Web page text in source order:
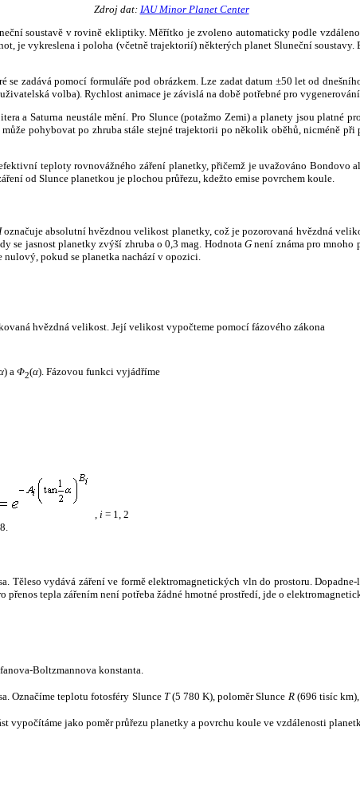
Zdroj dat: IAU Minor Planet Center
soustavě v rovině ekliptiky. Měřítko je zvoleno automaticky podle
je vykreslena i poloha (včetně trajektorií) některých planet Sluneční
zadává pomocí formuláře pod obrázkem. Lze zadat datum ±50 let od
volba). Rychlost animace je závislá na době potřebné pro
a Saturna neustále mění. Pro Slunce (potažmo Zemi) a planety jsou
pohybovat po zhruba stále stejné trajektorii po několik oběhů, nicméně
teploty rovnovážného záření planetky, přičemž je uvažováno Bondovo
od Slunce planetkou je plochou průřezu, kdežto emise povrchem koule.
označuje absolutní hvězdnou velikost planetky, což je pozorovaná hvězdná
se jasnost planetky zvýší zhruba o 0,3 mag. HodnotaG není známa pro mnoho
nulový, pokud se planetka nachází v opozici.
hvězdná velikost. Její velikost vypočteme pomocí fázového zákona
) a Φ2(α). Fázovou funkci vyjádříme
, i = 1, 2
Těleso vydává záření ve formě elektromagnetických vln do prostoru.
tepla zářením není potřeba žádné hmotné prostředí, jde o
Boltzmannova konstanta.
Označíme teplotu fotosféry Slunce T(5 780 K), poloměr Slunce R(696 tisíc
vypočítáme jako poměr průřezu planetky a povrchu koule ve vzdálenosti